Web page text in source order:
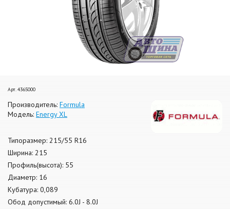
Арт. 4365000
Производитель: Formula
Модель: Energy XL
Типоразмер: 215/55 R16
Ширина: 215
Профиль(высота): 55
Диаметр: 16
Кубатура: 0,089
Обод допустимый: 6.0J - 8.0J